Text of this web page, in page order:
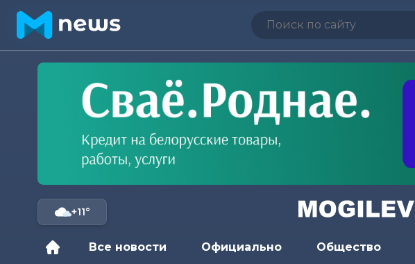
+11°
Все новости Официально Общество